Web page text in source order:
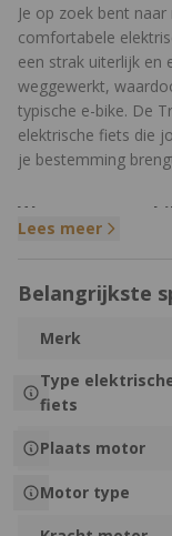
Je op zoek bent
comfortabele
een strak uiterlijk en
weggewerkt,
typische e-bike. De
elektrische fiets die
je bestemming
Waarom een e-
minder energie. Ook
het juiste verzet
en duurzaam
dan ons
controleren. Lees
Lees meer
Belangrijkste
Merk
Type
fiets
Plaats motor
Motor type